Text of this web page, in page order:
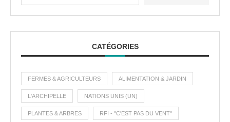
CATÉGORIES
FERMES & AGRICULTEURS ALIMENTATION & JARDIN
L'ARCHIPELLE NATIONS UNIS (UN)
PLANTES & ARBRES RFI - "C'EST PAS DU VENT"